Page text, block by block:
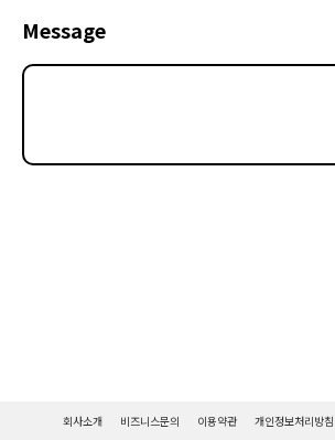
Message
회사소개 비즈니스문의 이용약관 개인정보처리방침